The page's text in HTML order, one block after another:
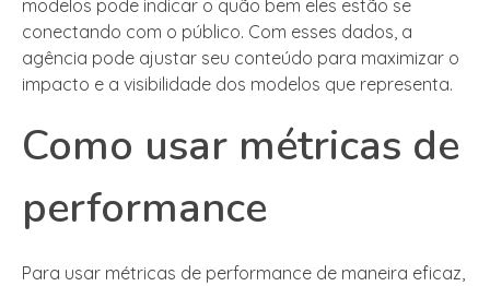
modelos pode indicar o quão bem eles estão se
conectando com o público. Com esses dados, a
agência pode ajustar seu conteúdo para maximizar o
impacto e a visibilidade dos modelos que representa.
Como usar métricas de
performance
Para usar métricas de performance de maneira eficaz,